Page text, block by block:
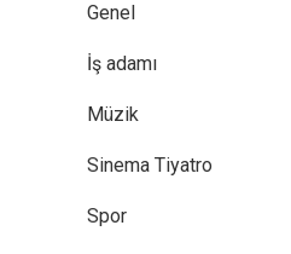
Genel
İş adamı
Müzik
Sinema Tiyatro
Spor